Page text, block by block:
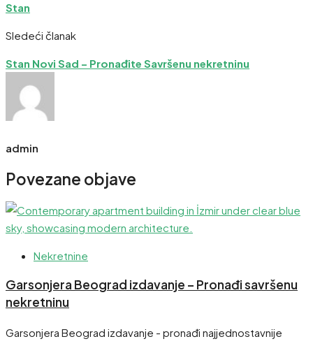
Stan
Sledeći članak
Stan Novi Sad – Pronađite Savršenu nekretninu
admin
Povezane objave
Nekretnine
Garsonjera Beograd izdavanje – Pronađi savršenu
nekretninu
Garsonjera Beograd izdavanje - pronađi najjednostavnije